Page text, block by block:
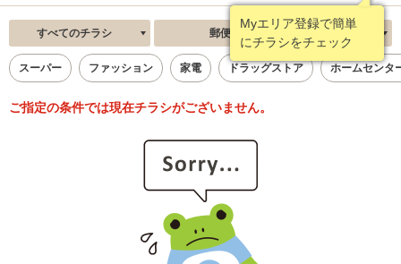
Myエリア登録で簡単
にチラシをチェック
すべてのチラシ 郵便局 新着順
スーパー ファッション 家電 ドラッグストア ホームセンタ
ご指定の条件では現在チラシがございません。